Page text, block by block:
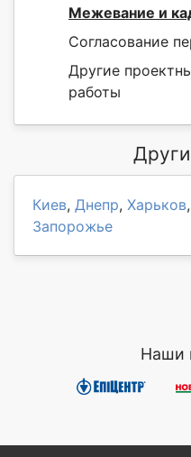
Межевание и
Согласование
Другие
работы
Киев, Днепр, Харьков,
Запорожье
Наши